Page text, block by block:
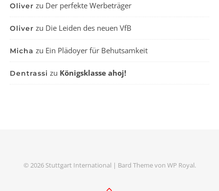
Oliver zu Der perfekte Werbeträger
Oliver zu Die Leiden des neuen VfB
Micha zu Ein Plädoyer für Behutsamkeit
Dentrassi zu Königsklasse ahoj!
© 2026 Stuttgart International | Bard Theme von WP Royal.